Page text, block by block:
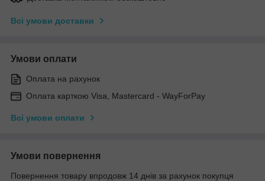
Всі умови доставки
Умови оплати
Оплата на рахунок
Оплата карткою Visa, Mastercard - WayForPay
Всі умови оплати
Умови повернення
Повернення товару впродовж 14 днів за рахунок покупця